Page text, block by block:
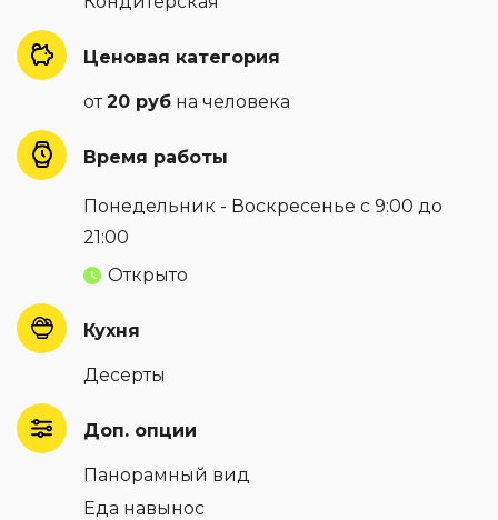
Ценовая категория
от20 руб на человека
Время работы
Понедельник - Воскресенье с 9:00 до
21:00
Открыто
Кухня
Десерты
Доп. опции
Панорамный вид
Еда навынос